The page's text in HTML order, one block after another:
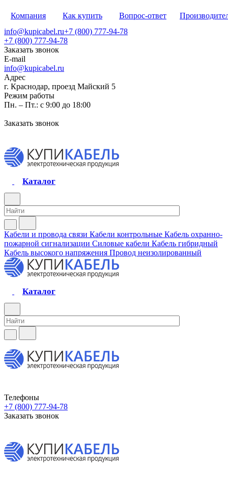
Компания Как купить Вопрос-ответ
info@kupicabel.ru+7 (800) 777-94-78
+7 (800) 777-94-78
Заказать звонок
E-mail
info@kupicabel.ru
Адрес
г. Краснодар, проезд Майский 5
Режим работы
Пн. – Пт.: с 9:00 до 18:00
Заказать звонок
Каталог
Кабели и провода связи Кабели контрольные Кабель охранно-
пожарной сигнализации Силовые кабели Кабель гибридный
Кабель высокого напряжения Провод неизолированный
Каталог
Телефоны
+7 (800) 777-94-78
Заказать звонок